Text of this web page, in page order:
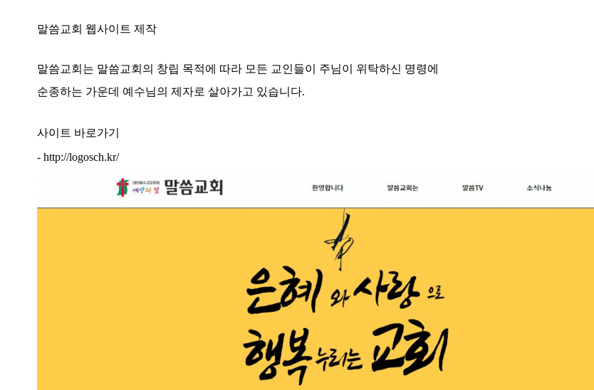
말씀교회 웹사이트 제작
말씀교회는 말씀교회의 창립 목적에 따라 모든 교인들이 주님이 위탁하신 명령에
순종하는 가운데 예수님의 제자로 살아가고 있습니다.
사이트 바로가기
- http://logosch.kr/